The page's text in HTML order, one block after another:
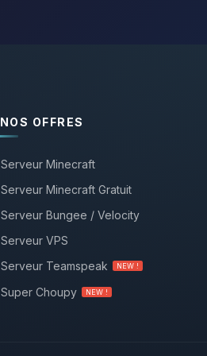
NOS OFFRES
Serveur Minecraft
Serveur Minecraft Gratuit
Serveur Bungee / Velocity
Serveur VPS
Serveur Teamspeak
NEW !
Super Choupy NEW !